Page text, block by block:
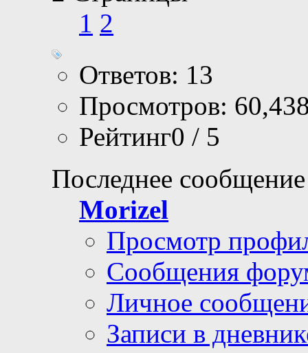
1 2
Ответов: 13
Просмотров:
Рейтинг0 / 5
Последнее
Morizel
Просмотр
Сообщения
Личное
Записи в